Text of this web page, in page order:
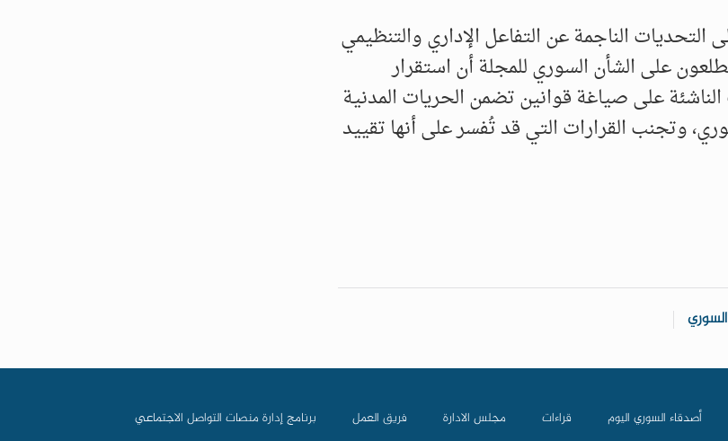
الناجمة عن التفاعل الإداري والتنظيمي
على الشأن السوري للمجلة أن استقرار
على صياغة قوانين تضمن الحريات المدنية
وتجنب القرارات التي قد تُفسر على أنها تقييد
أصدقاء السوري اليوم قراءات مجلس الادارة فريق العمل برنامج إدارة منصات التواصل الاجتماعي